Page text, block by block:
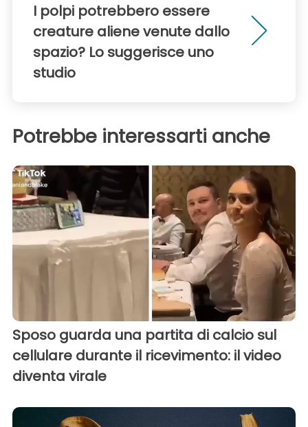
I polpi potrebbero essere
creature aliene venute dallo
spazio? Lo suggerisce uno
studio
Potrebbe interessarti anche
Sposo guarda una partita di calcio sul
cellulare durante il ricevimento: il video
diventa virale